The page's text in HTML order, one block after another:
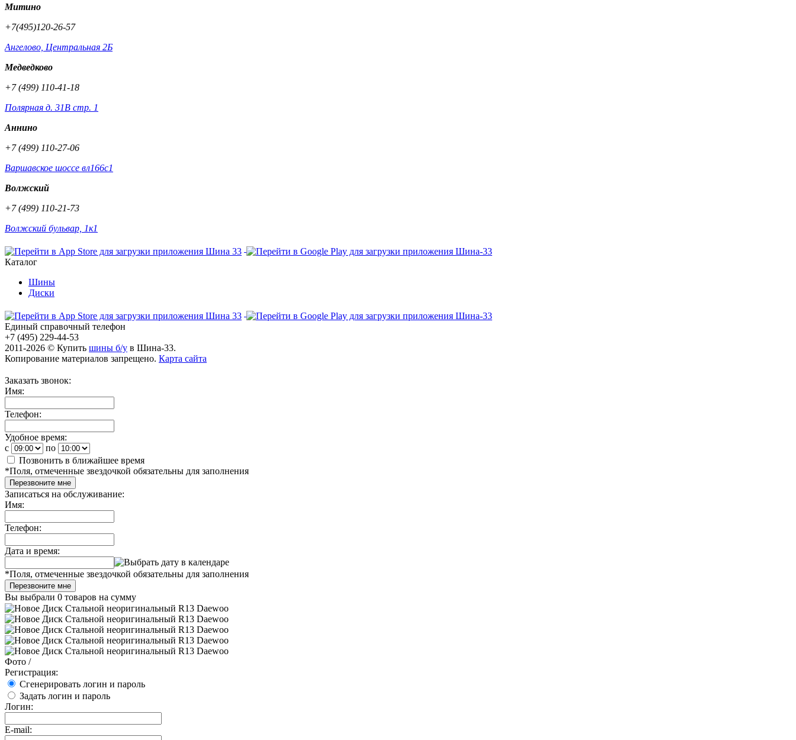
Митино
+7(495)120-26-57
Ангелово, Центральная 2Б
Медведково
+7 (499) 110-41-18
Полярная д. 31В стр. 1
Аннино
+7 (499) 110-27-06
Варшавское шоссе вл166с1
Волжский
+7 (499) 110-21-73
Волжский бульвар, 1к1
Каталог
Шины
Диски
Единый справочный телефон
+7 (495) 229-44-53
2011-2026 © Купить шины б/у в Шина-33.
Копирование материалов запрещено. Карта сайта
Заказать звонок:
Имя:
Телефон:
Удобное время:
c
по
Позвонить в ближайшее время
*Поля, отмеченные звездочкой обязательны для заполнения
Перезвоните мне
Записаться на обслуживание:
Имя:
Телефон:
Дата и время:
*Поля, отмеченные звездочкой обязательны для заполнения
Перезвоните мне
Вы выбрали 0 товаров на сумму
Фото /
Регистрация:
Сгенерировать логин и пароль
Задать логин и пароль
Логин:
E-mail: